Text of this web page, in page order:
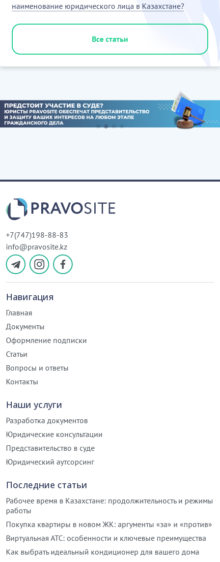
наименование юридического лица в Казахстане?
Все статьи
+7(747)198-88-83
info@pravosite.kz
Навигация
Главная
Документы
Оформление подписки
Статьи
Вопросы и ответы
Контакты
Наши услуги
Разработка документов
Юридические консультации
Представительство в суде
Юридический аутсорсинг
Последние статьи
Рабочее время в Казахстане: продолжительность и режимы
работы
Покупка квартиры в новом ЖК: аргументы «за» и «против»
Виртуальная АТС: особенности и ключевые преимущества
Как выбрать идеальный кондиционер для вашего дома